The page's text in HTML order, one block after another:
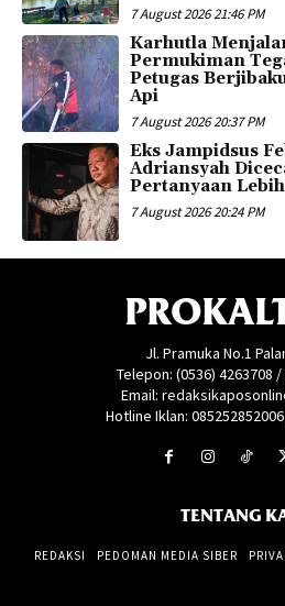
7 August 2026 21:46 PM
Karhutla
Permukiman
Petugas
Api
7 August 2026 20:37 PM
Eks Jampidsus
Adriansyah
Pertanyaan
7 August 2026 20:24 PM
Jl. Pramuka No.1
Telepon: (0536) 4263708
Email:
Hotline Iklan:
TENTANG
REDAKSI PEDOMAN MEDIA SIBER